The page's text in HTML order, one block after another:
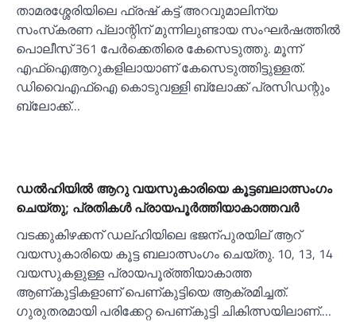
താമരശ്ശേരിയിലെ ഫ്രഷ് കട്ട് അറവുമാലിന്യ
സംസ്‌കരണ പ്ലാന്റിന് മുന്നിലുണ്ടായ സംഘർഷത്തില്‍
പൊലീസ് 361 പേർക്കെതിരെ കേസെടുത്തു. മൂന്ന്
എഫ്‌ഐആറുകളിലായാണ് കേസെടുത്തിട്ടുള്ളത്.
ഡിവൈഎഫ്‌ഐ കൊടുവള്ളി ബ്ലോക്ക് പ്രസിഡന്റും
ബ്ലോക്ക്…
ഡല്‍ഹിയില്‍ ആറു വയസുകാരിയെ കൂട്ടബലാത്സംഗം
ചെയ്തു; പ്രതികള്‍ പ്രായപൂര്‍ത്തിയാകാത്തവര്‍‌
വടക്കുകിഴക്കന് ഡല്ഹിയിലെ ഭജന്പുരയില് ആറ്
വയസുകാരിയെ കൂട്ട ബലാത്സംഗം ചെയ്തു. 10, 13, 14
വയസുകളുള്ള പ്രായപൂര്ത്തിയാകാത്ത
ആണ്കുട്ടികളാണ് പെണ്കുട്ടിയെ ആക്രമിച്ചത്.
ഗുരുതരമായി പരിക്കേറ്റ പെണ്കുട്ടി ചികിത്സയിലാണ്.…